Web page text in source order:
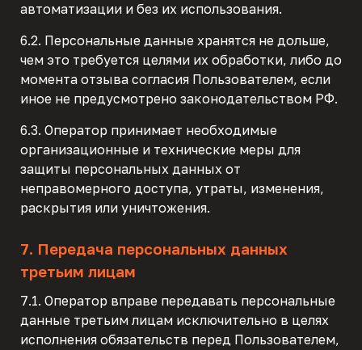
автоматизации и без их использования.
6.2. Персональные данные хранятся не дольше,
чем это требуется целями их обработки, либо до
момента отзыва согласия Пользователем, если
иное не предусмотрено законодательством РФ.
6.3. Оператор принимает необходимые
организационные и технические меры для
защиты персональных данных от
неправомерного доступа, утраты, изменения,
раскрытия или уничтожения.
7. Передача персональных данных
третьим лицам
7.1. Оператор вправе передавать персональные
данные третьим лицам исключительно в целях
исполнения обязательств перед Пользователем,